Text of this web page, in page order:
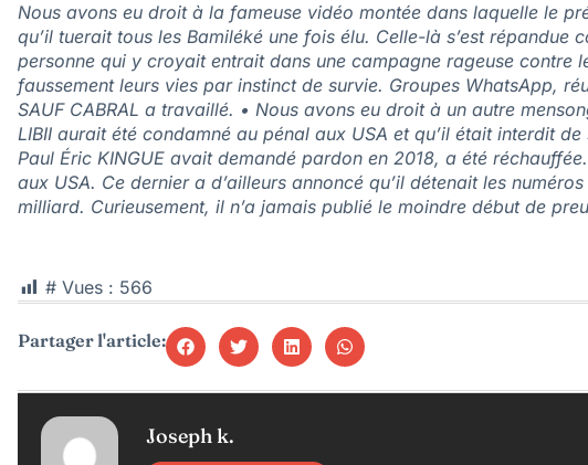
Nous avons eu droit à la fameuse vidéo montée dans laquelle le
qu’il tuerait tous les Bamiléké une fois élu. Celle-là s’est répandue
personne qui y croyait entrait dans une campagne rageuse contre
faussement leurs vies par instinct de survie. Groupes WhatsApp,
SAUF CABRAL a travaillé. • Nous avons eu droit à un autre
LIBII aurait été condamné au pénal aux USA et qu’il était interdit
Paul Éric KINGUE avait demandé pardon en 2018, a été
aux USA. Ce dernier a d’ailleurs annoncé qu’il détenait les
milliard. Curieusement, il n’a jamais publié le moindre début de
# Vues : 566
Partager l'article:
Joseph k.